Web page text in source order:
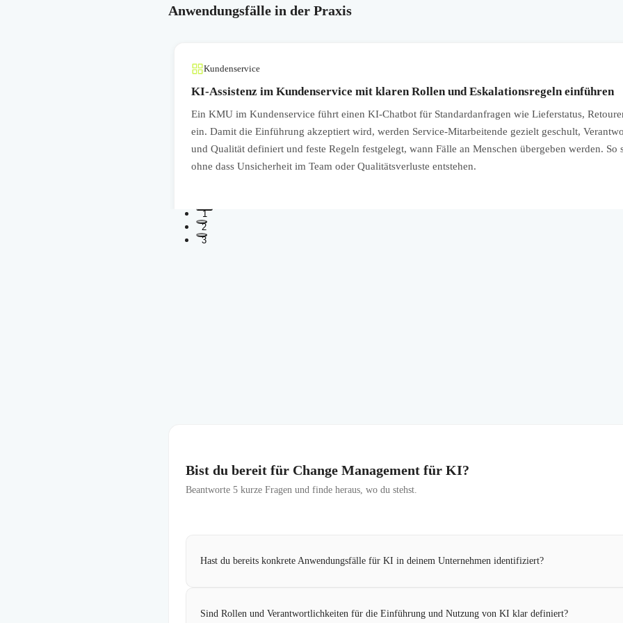
Anwendungsfälle in der Praxis
Kundenservice
KI-Assistenz im Kundenservice mit klaren Rollen und Eskalationsregeln einführen
Ein KMU im Kundenservice führt einen KI-Chatbot für Standardanfragen wie Lieferstatus,
ein. Damit die Einführung akzeptiert wird, werden Service-Mitarbeitende gezielt geschult,
und Qualität definiert und feste Regeln festgelegt, wann Fälle an Menschen übergeben werden. So
ohne dass Unsicherheit im Team oder Qualitätsverluste entstehen.
1
2
3
Bist du bereit für Change Management für KI?
Beantworte 5 kurze Fragen und finde heraus, wo du stehst.
Hast du bereits konkrete Anwendungsfälle für KI in deinem Unternehmen identifiziert?
Sind Rollen und Verantwortlichkeiten für die Einführung und Nutzung von KI klar definiert?